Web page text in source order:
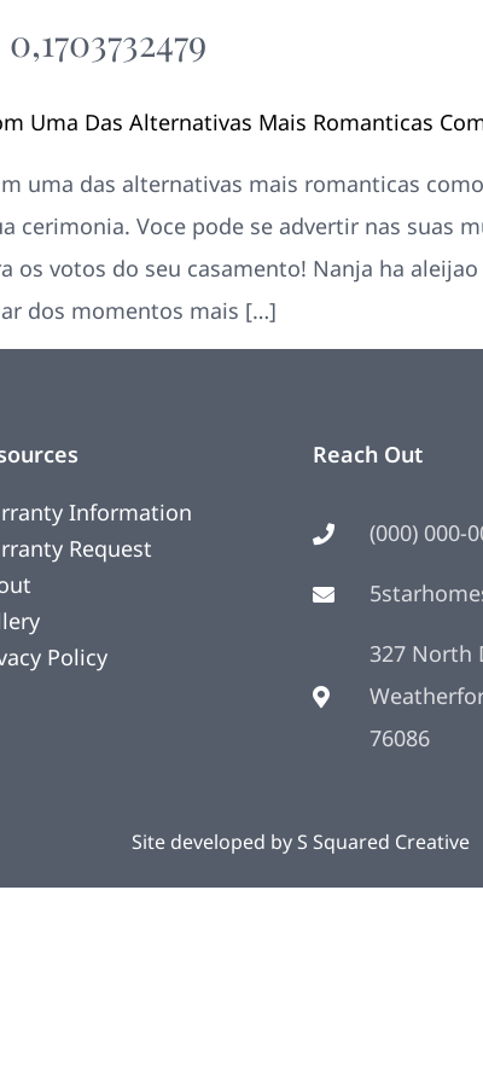
0,1703732479
Uma Das Alternativas Mais Romanticas
uma das alternativas mais romanticas
cerimonia. Voce pode se advertir nas suas
os votos do seu casamento! Nanja ha
dos momentos mais […]
Information
Request
Policy
Reach Out
(000) 000-
327 North
76086
Site developed by S Squared Creative